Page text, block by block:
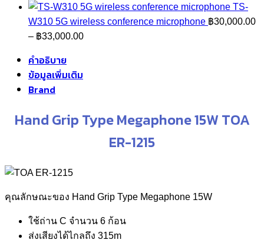
฿230,000.00.฿
TS-
W310 5G wireless conference microphone ฿30,000.00
– ฿33,000.00Price
คำอธิบาย
ข้อมูลเพิ่มเติม
Brand
Hand Grip Type Megaphone 15W TOA
ER-1215
คุณลักษณะของ Hand Grip Type Megaphone 15W
ใช้ถ่าน C จำนวน 6 ก้อน
ส่งเสียงได้ไกลถึง 315m